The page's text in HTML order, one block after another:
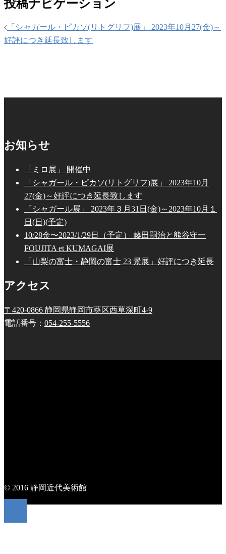
投稿ナビゲーション
「シャガール・ピカソ(リトグリフ)展」 2023年10月27(金)～
好評につき延長致します
お知らせ
「ミロ展」 開催中
「シャガール・ピカソ(リトグリフ)展」 2023年10月
27(金)～好評につき延長致します
「シャガール展」 2023年３月31日(金)～2023年10月１
日(日)(予定)
10/28金〜2023/1/29日（予定） 藤田嗣治と熊谷守一
FOUJITA et KUMAGAI展
「山梨の富士・静岡の富士 23 景展」好評につき延長
アクセス
〒420-0866 静岡県静岡市葵区西草深町4-9
電話番号： 054-255-5556
© 2016 静岡近代美術館